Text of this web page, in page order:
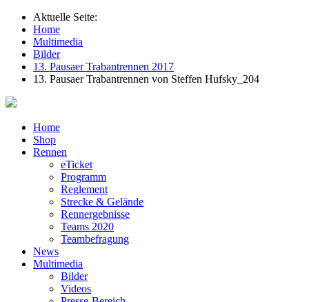
Aktuelle Seite:
Home
Multimedia
Bilder
13. Pausaer Trabantrennen 2017
13. Pausaer Trabantrennen von Steffen Hufsky_204
Home
Shop
Rennen
eTicket
Programm
Reglement
Strecke & Gelände
Rennergebnisse
Teams 2020
Teambefragung
News
Multimedia
Bilder
Videos